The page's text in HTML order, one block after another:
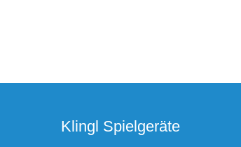
Klingl Spielgeräte